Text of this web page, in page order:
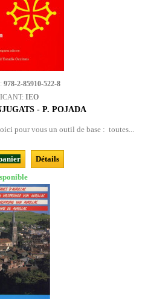
978-2-85910-522-8
IEO
- P. POJADA
pour vous un outil de base : toutes...
Détails